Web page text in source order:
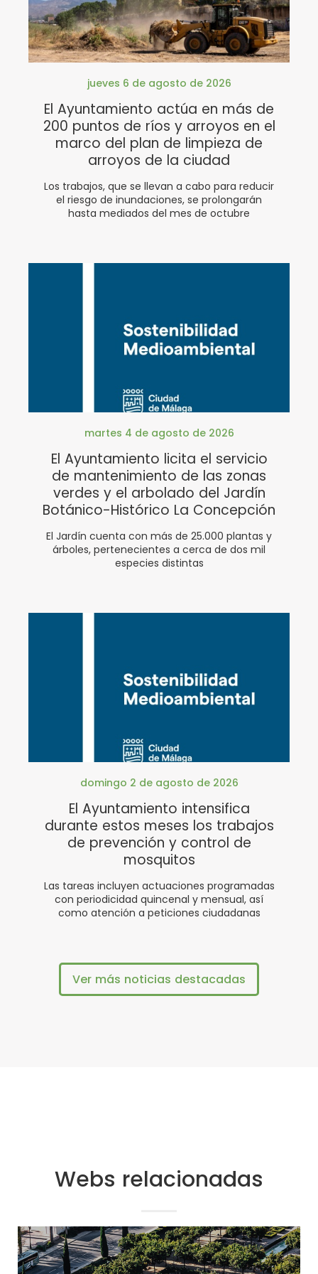
jueves 6 de agosto de 2026
El Ayuntamiento actúa en más de
200 puntos de ríos y arroyos en el
marco del plan de limpieza de
arroyos de la ciudad
Los trabajos, que se llevan a cabo para reducir
el riesgo de inundaciones, se prolongarán
hasta mediados del mes de octubre
martes 4 de agosto de 2026
El Ayuntamiento licita el servicio
de mantenimiento de las zonas
verdes y el arbolado del Jardín
Botánico-Histórico La Concepción
El Jardín cuenta con más de 25.000 plantas y
árboles, pertenecientes a cerca de dos mil
especies distintas
domingo 2 de agosto de 2026
El Ayuntamiento intensifica
durante estos meses los trabajos
de prevención y control de
mosquitos
Las tareas incluyen actuaciones programadas
con periodicidad quincenal y mensual, así
como atención a peticiones ciudadanas
Ver más noticias destacadas
Webs relacionadas
Área
de
Sostenibilidad